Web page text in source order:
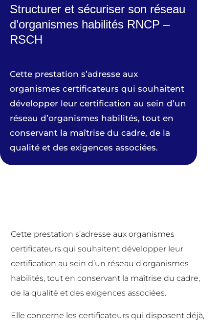
Structurer et sécuriser son réseau
d’organismes habilités RNCP –
RSCH
Cette prestation s’adresse aux
organismes certificateurs qui souhaitent
développer leur certification au sein d’un
réseau d’organismes habilités, tout en
conservant la maîtrise du cadre, de la
qualité et des exigences associées.
Cette prestation s’adresse aux organismes
certificateurs qui souhaitent développer leur
certification au sein d’un réseau d’organismes
habilités, tout en conservant la maîtrise du cadre,
de la qualité et des exigences associées.
Elle concerne les certificateurs qui disposent déjà,